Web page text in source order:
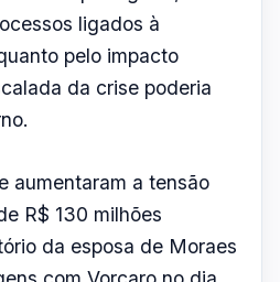
algo — ponto
afirmam que há duas
condução de
decisivos e a
está diretamente
de Moraes, o que